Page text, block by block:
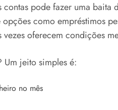
contas pode fazer uma
como empréstimos
oferecem condições
jeito simples é:
no mês